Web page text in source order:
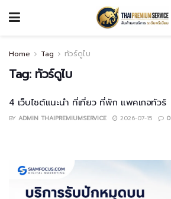
Home Tag ทัวร์ดูไบ
Tag: ทัวร์ดูไบ
4 เว็บไซต์แนะนำ ที่เที่ยว ที่พัก แพคเกจทัวร์
BY ADMIN THAIPREMIUMSERVICE 2026-07-15 0